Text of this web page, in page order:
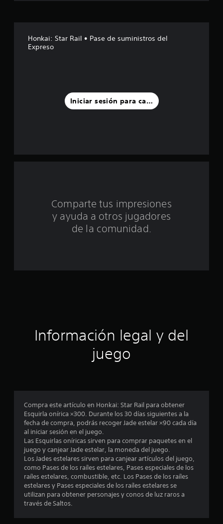
e
n
d
i
e
s
t
r
e
l
l
Honkai: Star Rail • Pase de suministros del
Expreso
Iniciar sesión para calificar
Comparte tus impresiones
y ayuda a otros jugadores
de la comunidad.
Información legal y del
juego
Compra este artículo en Honkai: Star Rail para obtener
Esquirla onírica ×300. Durante los 30 días siguientes a la
fecha de compra, podrás recoger Jade estelar ×90 cada día
al iniciar sesión en el juego.
Las Esquirlas oníricas sirven para comprar paquetes en el
juego y canjear Jade estelar, la moneda del juego.
Los Jades estelares sirven para canjear artículos del juego,
como Pases de los raíles estelares, Pases especiales de los
raíles estelares, combustible, etc. Los Pases de los raíles
estelares y Pases especiales de los raíles estelares se
utilizan para obtener personajes y conos de luz raros a
través de Saltos.